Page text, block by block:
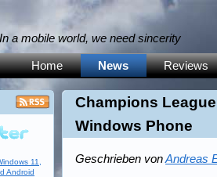
In a mobile world, we need sincerity
Home News Reviews
Champions
Windows Phone
Geschrieben vonAndreas
11,
Android